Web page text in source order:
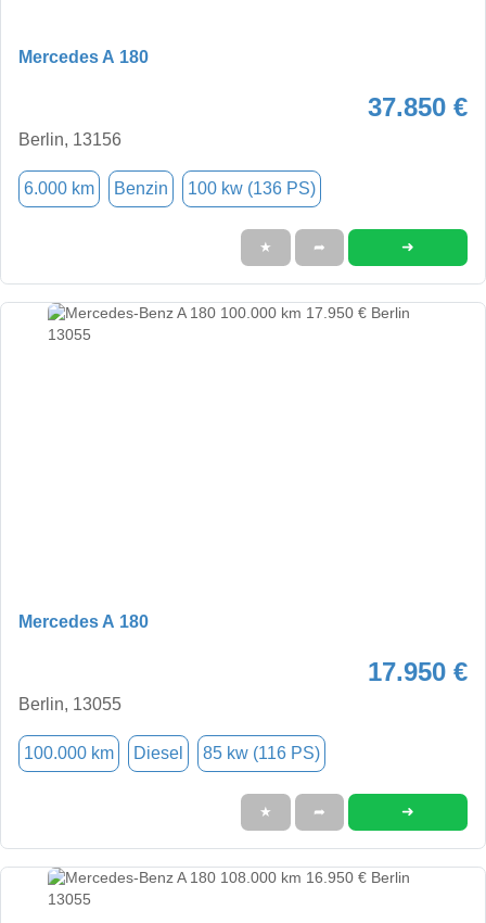
Mercedes A 180
37.850 €
Berlin, 13156
6.000 km Benzin 100 kw (136 PS)
★ ➦ ➜
Mercedes A 180
17.950 €
Berlin, 13055
100.000 km Diesel 85 kw (116 PS)
★ ➦ ➜